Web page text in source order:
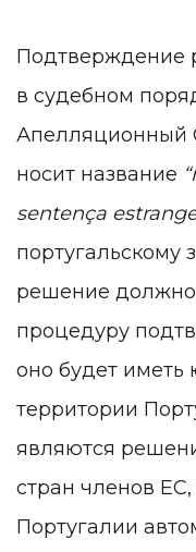
Подтверждение
в судебном
Апелляционный
носит название
sentença
португальскому
решение
процедуру
оно будет
территории
являются
стран членов
Португалии